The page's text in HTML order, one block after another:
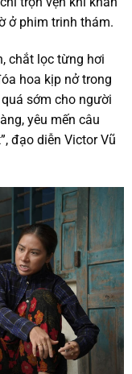
ở phim trinh thám.
chắt lọc từng hơi
hoa kịp nở trong
sớm cho người
yêu mến câu
đạo diễn Victor Vũ